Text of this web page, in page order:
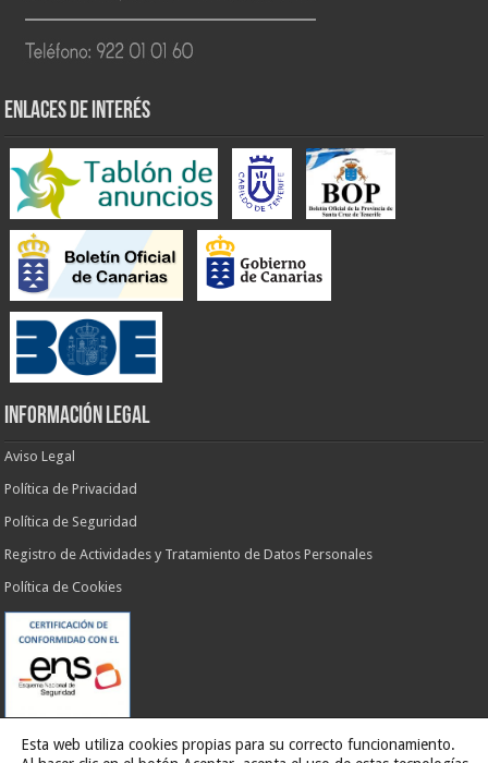
ENLACES DE INTERÉS
INFORMACIÓN LEGAL
Aviso Legal
Política de Privacidad
Política de Seguridad
Registro de Actividades y Tratamiento de Datos Personales
Política de Cookies
Esta web utiliza cookies propias para su correcto funcionamiento.